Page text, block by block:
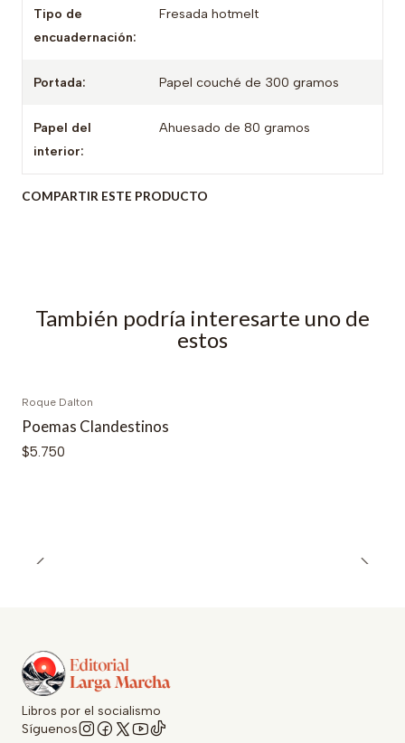
Tipo de
encuadernación:
Fresada hotmelt
Portada: Papel couché de 300 gramos
Papel del
interior:
Ahuesado de 80 gramos
COMPARTIR ESTE PRODUCTO
También podría interesarte uno de
estos
Roque Dalton
Poemas Clandestinos
$5.750
Libros por el socialismo
Síguenos